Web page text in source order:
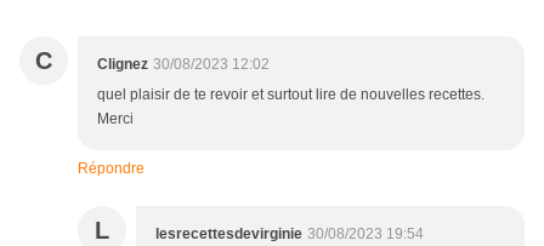
C Clignez 30/08/2023 12:02
quel plaisir de te revoir et surtout lire de nouvelles recettes.
Merci
Répondre
L lesrecettesdevirginie 30/08/2023 19:54